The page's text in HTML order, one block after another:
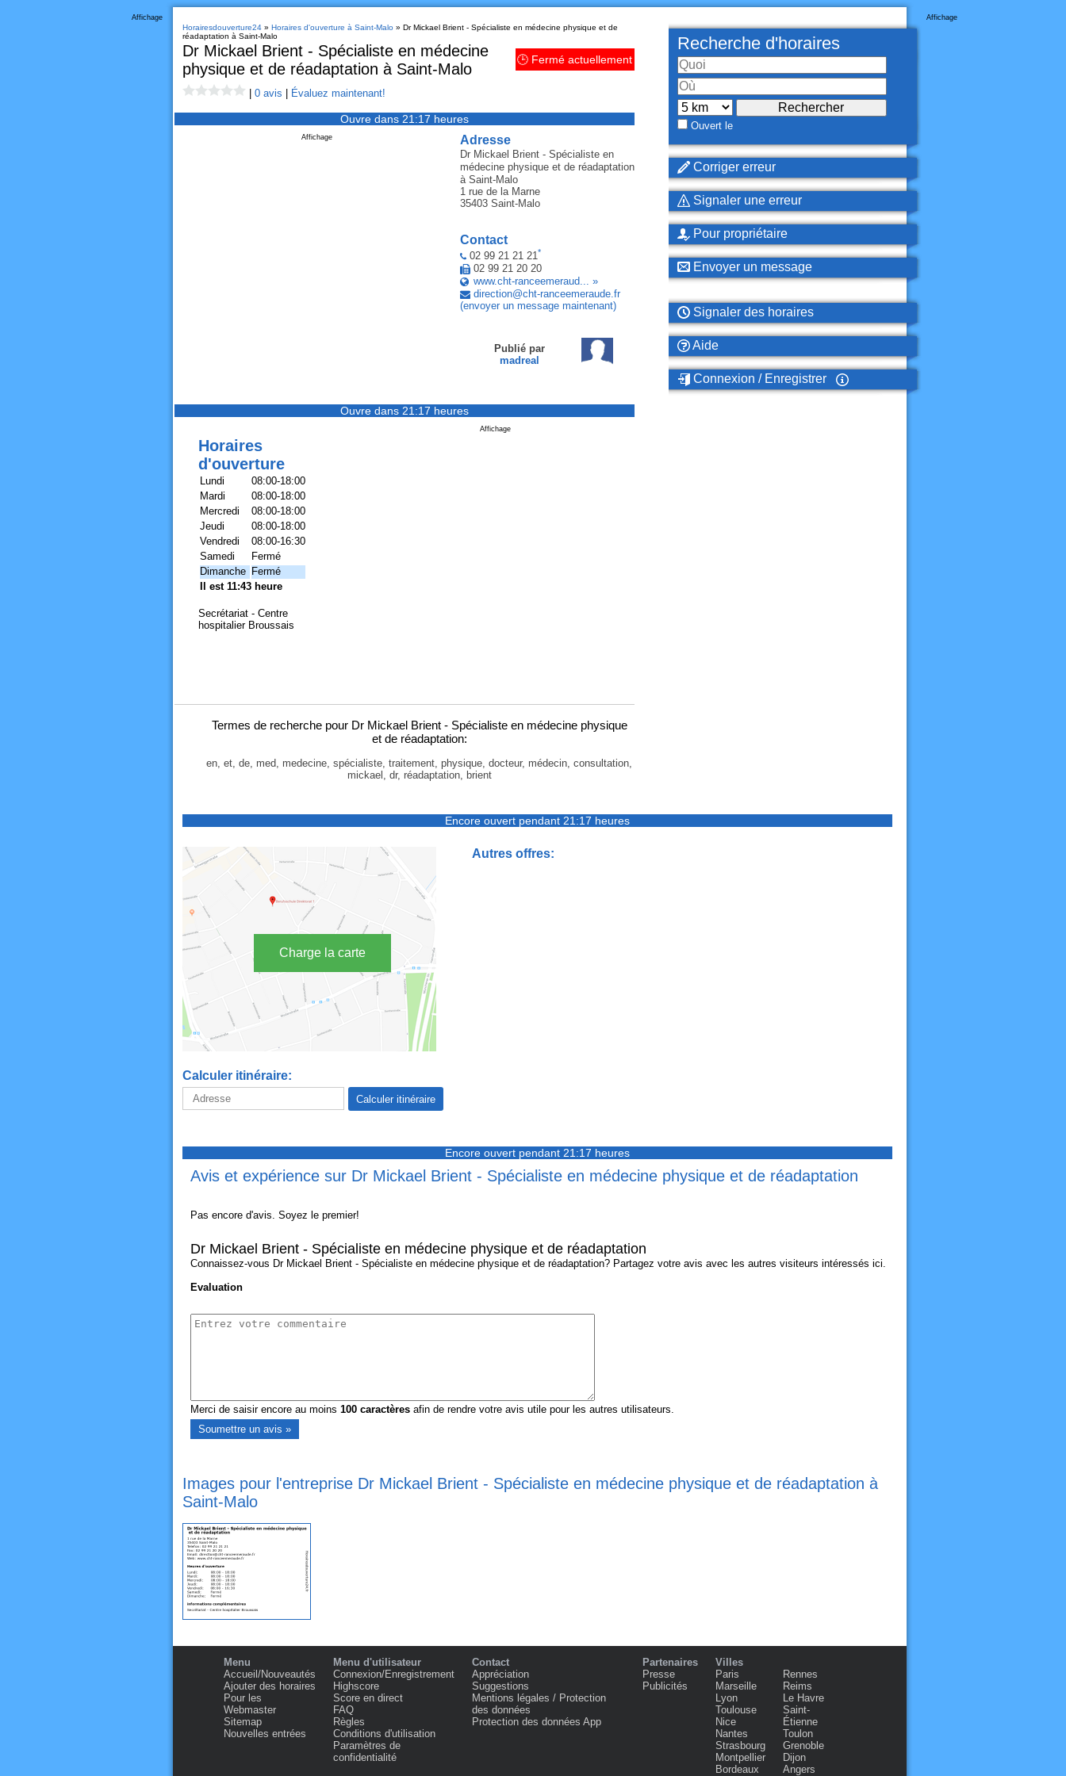
Affichage
Horairesdouverture24» Horaires d'ouverture à Saint-Malo» Dr Mickael Brient - Spécialiste en médecine physique et de
réadaptation à Saint-Malo
Dr Mickael Brient - Spécialiste en médecine
physique et de réadaptation à Saint-Malo
🕒 Fermé actuellement
0 avis Évaluez maintenant!
Ouvre dans 21:17 heures
Adresse
Dr Mickael Brient - Spécialiste en
médecine physique et de réadaptation
à Saint-Malo
1 rue de la Marne
35403 Saint-Malo
Contact
02 99 21 21 21*
02 99 21 20 20
www.cht-ranceemeraud... »
direction@cht-ranceemeraude.fr
(envoyer un message maintenant)
Publié par
madreal
Affichage
Ouvre dans 21:17 heures
Affichage
Horaires
d'ouverture
Lundi
08:00-18:00
Mardi
08:00-18:00
Mercredi
08:00-18:00
Jeudi
08:00-18:00
Vendredi
08:00-16:30
Samedi
Fermé
Dimanche
Fermé
Il est 11:43 heure
Secrétariat - Centre
hospitalier Broussais
Termes de recherche pour Dr Mickael Brient - Spécialiste en médecine physique
et de réadaptation:
en, et, de, med, medecine, spécialiste, traitement, physique, docteur, médecin, consultation,
mickael, dr, réadaptation, brient
Affichage
Recherche d'horaires
Ouvert le
Corriger erreur
Signaler une erreur
Pour propriétaire
Envoyer un message
Signaler des horaires
Aide
Connexion / Enregistrer
Encore ouvert pendant 21:17 heures
Charge la carte
Calculer itinéraire:
Autres offres:
Encore ouvert pendant 21:17 heures
Avis et expérience sur Dr Mickael Brient - Spécialiste en médecine physique et de réadaptation
Pas encore d'avis. Soyez le premier!
Dr Mickael Brient - Spécialiste en médecine physique et de réadaptation
Connaissez-vous Dr Mickael Brient - Spécialiste en médecine physique et de réadaptation? Partagez votre avis avec les autres visiteurs intéressés ici.
Evaluation
Merci de saisir encore au moins 100caractèresafin de rendre votre avis utile pour les autres utilisateurs.
Images pour l'entreprise Dr Mickael Brient - Spécialiste en médecine physique et de réadaptation à
Saint-Malo
Menu
Accueil/Nouveautés
Ajouter des horaires
Pour les
Webmaster
Sitemap
Nouvelles entrées
Menu d'utilisateur
Connexion/Enregistrement
Highscore
Score en direct
FAQ
Règles
Conditions d'utilisation
Paramètres de
confidentialité
Contact
Appréciation
Suggestions
Mentions légales / Protection
des données
Protection des données App
Partenaires
Presse
Publicités
Villes
Paris
Marseille
Lyon
Toulouse
Nice
Nantes
Strasbourg
Montpellier
Bordeaux
Rennes
Reims
Le Havre
Saint-
Étienne
Toulon
Grenoble
Dijon
Angers